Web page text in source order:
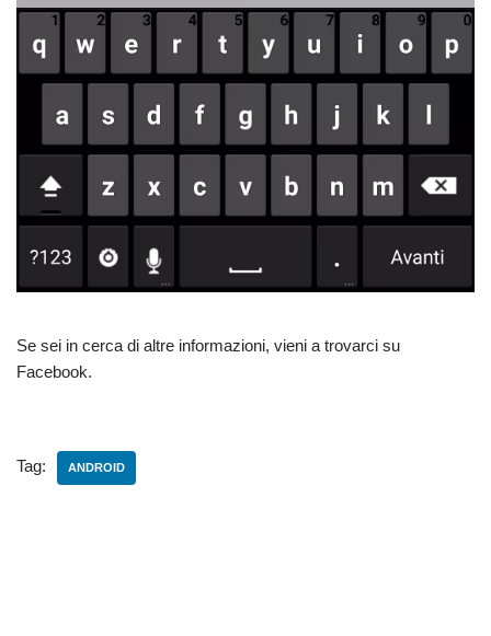
Se sei in cerca di altre informazioni, vieni a trovarci su
Facebook.
Tag: ANDROID